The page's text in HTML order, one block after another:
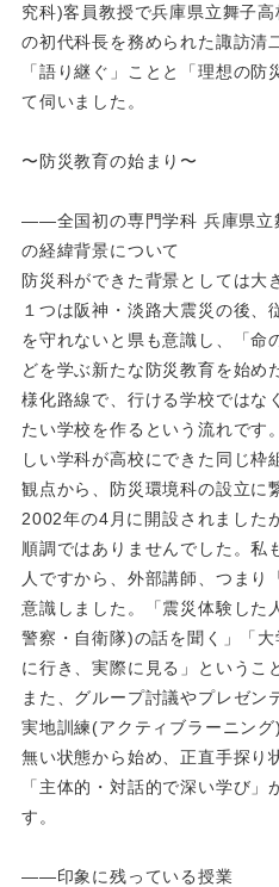
究科)客員教授で兵庫県立舞子
の初代科長を務められた諏訪清
「語り継ぐ」ことと「理想の防
て伺いました。
〜防災教育の始まり〜
――全国初の専門学科 兵庫県立
の経緯背景について
防災科ができた背景としては大
１つは阪神・淡路大震災の後、
を守れないと県も意識し、「命
どを学ぶ新たな防災教育を始め
様化路線で、行ける学校ではな
たい学校を作るという流れです
しい学科が高校にできた同じ枠
観点から、防災環境科の設立に
2002年の4月に開設されました
順調ではありませんでした。私
人ですから、外部講師、つまり
意識しました。「震災体験した
警察・自衛隊)の話を聞く」「
に行き、実際に見る」というこ
また、グループ討議やプレゼン
実地訓練(アクティブラーニン
無い状態から始め、正直手探り
「主体的・対話的で深い学び」
す。
――印象に残っている授業